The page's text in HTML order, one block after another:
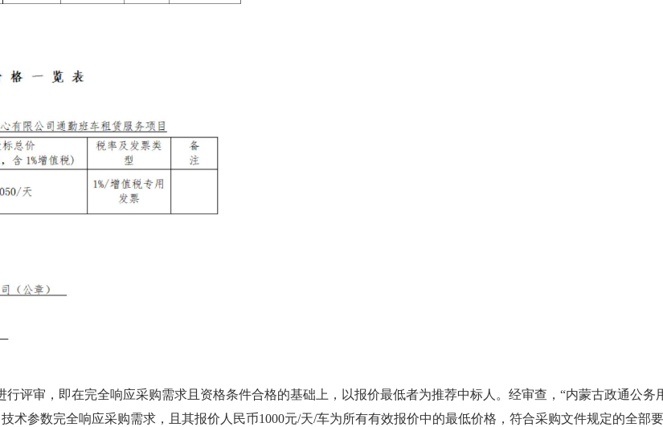
行评审，即在完全响应采购需求且资格条件合格的基础上，以报价最低者为推荐中标人。经审查，“内蒙古政通公务
术参数完全响应采购需求，且其报价人民币1000元/天/车为所有有效报价中的最低价格，符合采购文件规定的全部要